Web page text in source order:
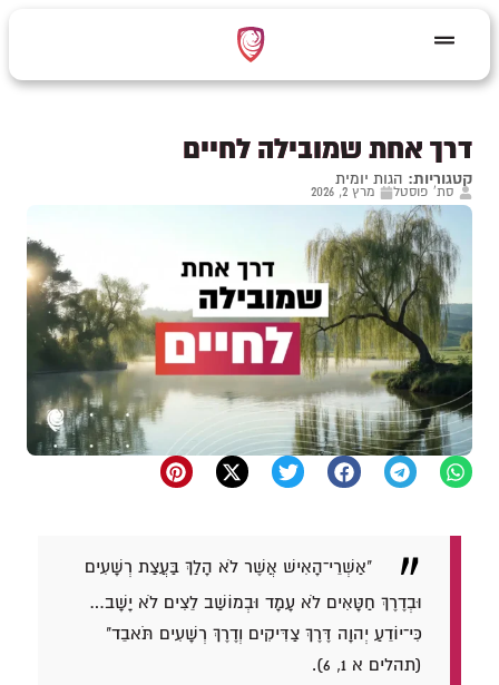
דרך אחת שמובילה לחיים
קטגוריות: הגות יומית
סת' פוסטל מרץ 2, 2026
"אַשְׁרֵי־הָאִישׁ אֲשֶׁר לֹא הָלַךְ בַּעֲצַת רְשָׁעִים
וּבְדֶרֶךְ חַטָּאִים לֹא עָמָד וּבְמוֹשַׁב לֵצִים לֹא יָשָׁב…
כִּי־יוֹדֵעַ יְהוָה דֶּרֶךְ צַדִּיקִים וְדֶרֶךְ רְשָׁעִים תֹּאבֵד"
(תהלים א 1, 6).